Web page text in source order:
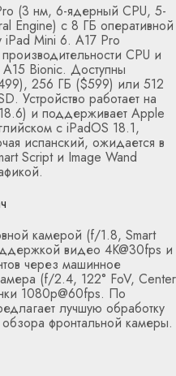
(3 нм, 6-ядерный CPU, 5-
Engine) с 8 ГБ оперативной
iPad Mini 6. A17 Pro
CPU и
Bionic. Доступны
256 ГБ ($599) или 512
Устройство работает на
и поддерживает Apple
с iPadOS 18.1,
испанский, ожидается в
Script и Image Wand
камерой (f/1.8, Smart
видео 4K@30fps и
через машинное
(f/2.4, 122° FoV, Center
1080p@60fps. По
лучшую обработку
фронтальной камеры.